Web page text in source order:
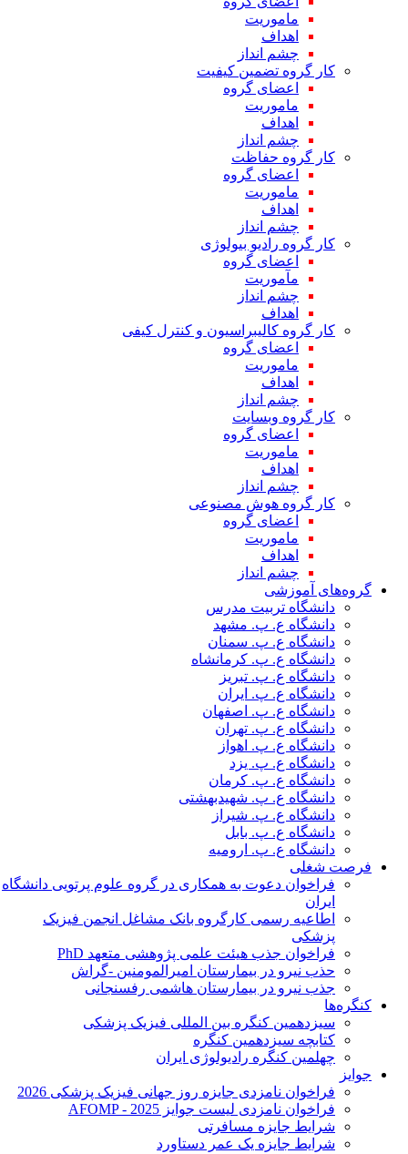
ماموریت
اهداف
چشم انداز
کار گروه تضمین کیفیت
اعضای گروه
ماموریت
اهداف
چشم انداز
کار گروه حفاظت
اعضای گروه
ماموریت
اهداف
چشم انداز
کار گروه رادیو بیولوژی
اعضای گروه
مآموریت
چشم انداز
اهداف
کار گروه کالیبراسیون و کنترل کیفی
اعضای گروه
ماموریت
اهداف
چشم انداز
کار گروه وبسایت
اعضای گروه
ماموریت
اهداف
چشم انداز
کار گروه هوش مصنوعی
اعضای گروه
ماموریت
اهداف
چشم انداز
گروه‌های آموزشی
دانشگاه تربیت مدرس
دانشگاه ع. پ. مشهد
دانشگاه ع. پ. سمنان
دانشگاه ع. پ. کرمانشاه
دانشگاه ع. پ. تبریز
دانشگاه ع. پ. ایران
دانشگاه ع. پ. اصفهان
دانشگاه ع. پ. تهران
دانشگاه ع. پ. اهواز
دانشگاه ع. پ. یزد
دانشگاه ع. پ. کرمان
دانشگاه ع. پ. شهید‌بهشتی
دانشگاه ع. پ. شیراز
دانشگاه ع. پ. بابل
دانشگاه ع. پ. ارومیه
فرصت شغلی
فراخوان دعوت به همکاری در گروه علوم پرتویی دانشگاه
ایران
اطاعیه رسمی کارگروه بانک مشاغل انجمن فیزیک
پزشکی
فراخوان جذب هیئت علمی پژوهشی متعهد PhD
حذب نیرو در بیمارستان امیرالمومنین -گراش
جذب نیرو در بیمارستان هاشمی رفسنجانی
کنگره‌ها
سیزدهمین کنگره بین المللی فیزیک پزشکی
کتابچه سیزدهمین کنگره
چهلمین کنگره رادیولوژی ایران
جوایز
فراخوان نامزدی جایزه روز جهانی فیزیک پزشکی 2026
فراخوان نامزدی لیست جوایز AFOMP - 2025
شرایط جایزه مسافرتی
شرایط جایزه یک عمر دستاورد